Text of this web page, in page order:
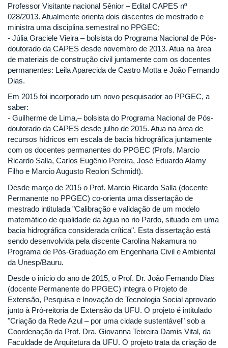
Professor Visitante nacional Sênior – Edital CAPES nº
028/2013. Atualmente orienta dois discentes de mestrado e
ministra uma disciplina semestral no PPGEC;
- Júlia Graciele Vieira – bolsista do Programa Nacional de Pós-
doutorado da CAPES desde novembro de 2013. Atua na área
de materiais de construção civil juntamente com os docentes
permanentes: Leila Aparecida de Castro Motta e João Fernando
Dias.
Em 2015 foi incorporado um novo pesquisador ao PPGEC, a
saber:
- Guilherme de Lima,– bolsista do Programa Nacional de Pós-
doutorado da CAPES desde julho de 2015. Atua na área de
recursos hídricos em escala de bacia hidrográfica juntamente
com os docentes permanentes do PPGEC (Profs. Marcio
Ricardo Salla, Carlos Eugênio Pereira, José Eduardo Alamy
Filho e Marcio Augusto Reolon Schmidt).
Desde março de 2015 o Prof. Marcio Ricardo Salla (docente
Permanente no PPGEC) co-orienta uma dissertação de
mestrado intitulada "Calibração e validação de um modelo
matemático de qualidade da água no rio Pardo, situado em uma
bacia hidrográfica considerada crítica". Esta dissertação está
sendo desenvolvida pela discente Carolina Nakamura no
Programa de Pós-Graduação em Engenharia Civil e Ambiental
da Unesp/Bauru.
Desde o início do ano de 2015, o Prof. Dr. João Fernando Dias
(docente Permanente do PPGEC) integra o Projeto de
Extensão, Pesquisa e Inovação de Tecnologia Social aprovado
junto à Pró-reitoria de Extensão da UFU. O projeto é intitulado
"Criação da Rede Azul – por uma cidade sustentável" sob a
Coordenação da Prof. Dra. Giovanna Teixeira Damis Vital, da
Faculdade de Arquitetura da UFU. O projeto trata da criação de